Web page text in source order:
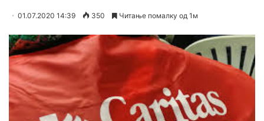
01.07.2020 14:39 350 Читање помалку од 1м